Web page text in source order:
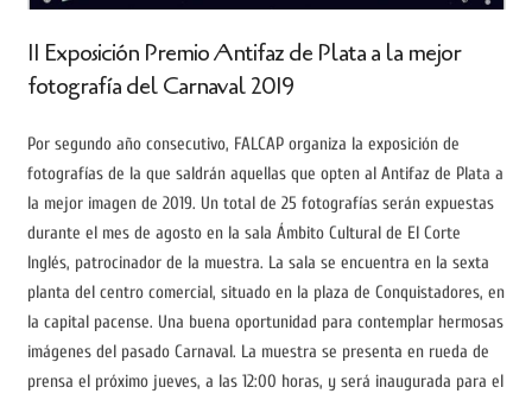
II Exposición Premio Antifaz de Plata a la mejor
fotografía del Carnaval 2019
Por segundo año consecutivo, FALCAP organiza la exposición de
fotografías de la que saldrán aquellas que opten al Antifaz de Plata a
la mejor imagen de 2019. Un total de 25 fotografías serán expuestas
durante el mes de agosto en la sala Ámbito Cultural de El Corte
Inglés, patrocinador de la muestra. La sala se encuentra en la sexta
planta del centro comercial, situado en la plaza de Conquistadores, en
la capital pacense. Una buena oportunidad para contemplar hermosas
imágenes del pasado Carnaval. La muestra se presenta en rueda de
prensa el próximo jueves, a las 12:00 horas, y será inaugurada para el